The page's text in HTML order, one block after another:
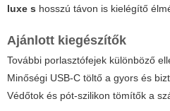
luxe s hosszú távon is kielégítő
Ajánlott kiegészítők
További porlasztófejek különböző
Minőségi USB-C töltő a gyors és
Védőtok és pót-szilikon tömítők a